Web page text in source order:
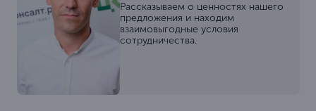
Рассказываем о ценностях нашего
предложения и находим
взаимовыгодные условия
сотрудничества.